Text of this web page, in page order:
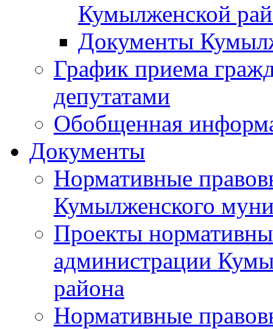
Кумылженской
Документы
График приема
депутатами
Обобщенная
Документы
Нормативные
Кумылженского
Проекты
администрации
района
Нормативные